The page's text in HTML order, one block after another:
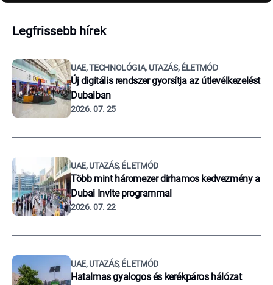
Legfrissebb hírek
UAE, TECHNOLÓGIA, UTAZÁS, ÉLETMÓD
Új digitális rendszer gyorsítja az útlevélkezelést
Dubaiban
2026. 07. 25
UAE, UTAZÁS, ÉLETMÓD
Több mint háromezer dirhamos kedvezmény a
Dubai Invite programmal
2026. 07. 22
UAE, UTAZÁS, ÉLETMÓD
Hatalmas gyalogos és kerékpáros hálózat